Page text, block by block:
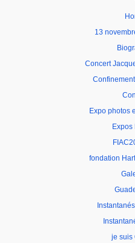
13
Concert
Expo photos
Expos
fondation
je suis